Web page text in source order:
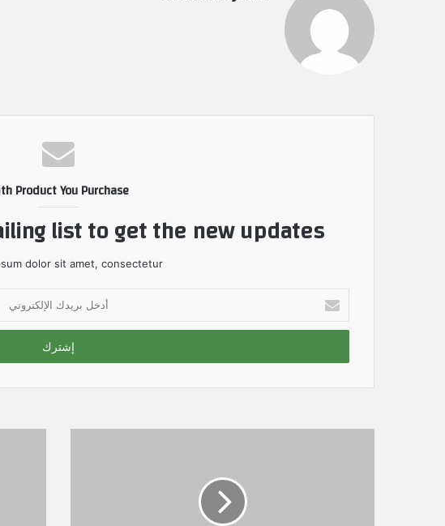
Product You Purchase
list to get the new updates!
dolor sit amet, consectetur.
خ
ب
ك